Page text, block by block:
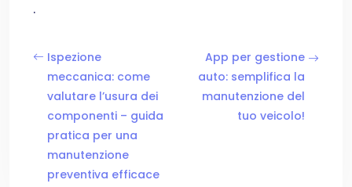
.
Ispezione
meccanica: come
valutare l’usura dei
componenti – guida
pratica per una
manutenzione
preventiva efficace
App per gestione
auto: semplifica la
manutenzione del
tuo veicolo!